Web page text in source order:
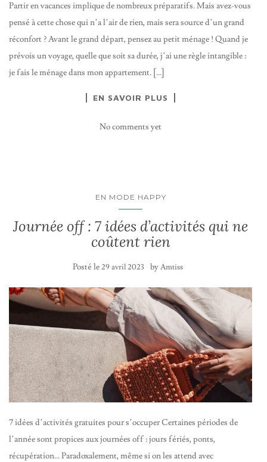
Partir en vacances implique de nombreux préparatifs. Mais avez-vous
pensé à cette chose qui n’a l’air de rien, mais sera source d’un grand
réconfort ? Avant le grand départ, pensez au petit ménage ! Quand je
prévois un voyage, quelle que soit sa durée, j’ai une règle intangible :
je fais le ménage dans mon appartement. […]
EN SAVOIR PLUS
No comments yet
EN MODE HAPPY
Journée off : 7 idées d’activités qui ne
coûtent rien
Posté le29 avril 2023 byAmtiss
7 idées d’activités gratuites pour s’occuper Certaines périodes de
l’année sont propices aux journées off : jours fériés, ponts,
récupération… Paradoxalement, même si on les attend avec